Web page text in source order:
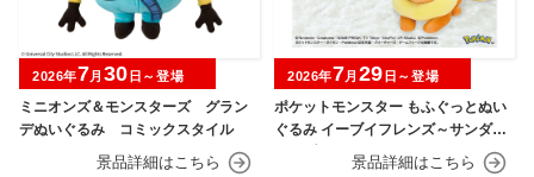
ミニオンズ＆モンスターズ グラン
デぬいぐるみ コミックスタイル
2026年7月 30 日～登場
ポケットモンスター もふぐっとぬい
ぐるみ イーブイフレンズ～サンダー
ス・ブースター～おひるねver.
2026年7月 29 日～登場